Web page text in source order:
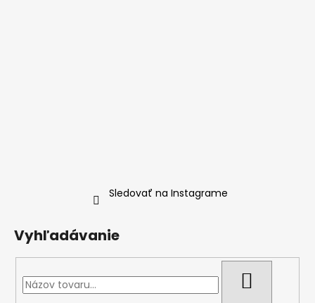
Sledovať na Instagrame
Vyhľadávanie